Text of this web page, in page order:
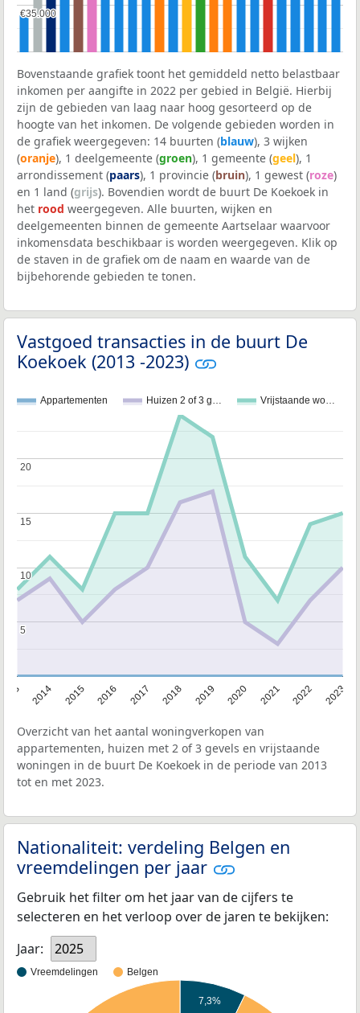
€35.000
€35.000
Bovenstaande grafiek toont het gemiddeld netto belastbaar
inkomen per aangifte in 2022 per gebied in België. Hierbij
zijn de gebieden van laag naar hoog gesorteerd op de
hoogte van het inkomen. De volgende gebieden worden in
de grafiek weergegeven: 14 buurten (blauw), 3 wijken
(oranje), 1 deelgemeente (groen), 1 gemeente (geel), 1
arrondissement (paars), 1 provincie (bruin), 1 gewest (roze)
en 1 land (grijs). Bovendien wordt de buurt De Koekoek in
het rood weergegeven. Alle buurten, wijken en
deelgemeenten binnen de gemeente Aartselaar waarvoor
inkomensdata beschikbaar is worden weergegeven. Klik op
de staven in de grafiek om de naam en waarde van de
bijbehorende gebieden te tonen.
Vastgoed transacties in de buurt De
Koekoek (2013 -2023)
Appartementen Huizen 2 of 3 g… Vrijstaande wo…
2014 2015 2016 2017 2018 2019 2020 2021 2022 2023
5
5
10
10
15
15
20
20
Overzicht van het aantal woningverkopen van
appartementen, huizen met 2 of 3 gevels en vrijstaande
woningen in de buurt De Koekoek in de periode van 2013
tot en met 2023.
Nationaliteit: verdeling Belgen en
vreemdelingen per jaar
Gebruik het filter om het jaar van de cijfers te
selecteren en het verloop over de jaren te bekijken:
Jaar:
2025
Vreemdelingen Belgen
7,3%